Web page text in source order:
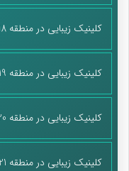
کلینیک زیبایی در منطقه 18
کلینیک زیبایی در منطقه 19
کلینیک زیبایی در منطقه 20
کلینیک زیبایی در منطقه 21